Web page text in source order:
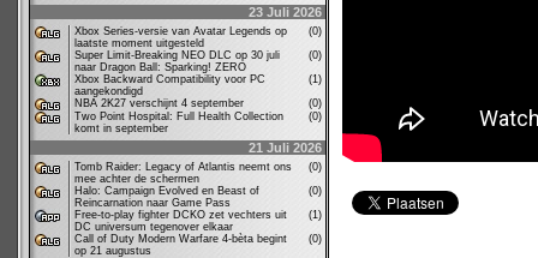
23 Juli 2026
Xbox Series-versie van Avatar Legends op
laatste moment uitgesteld
(0)
Super Limit-Breaking NEO DLC op 30 juli
naar Dragon Ball: Sparking! ZERO
(0)
Xbox Backward Compatibility voor PC
aangekondigd
(1)
NBA 2K27 verschijnt 4 september
(0)
Two Point Hospital: Full Health Collection
komt in september
(0)
21 Juli 2026
Tomb Raider: Legacy of Atlantis neemt ons
mee achter de schermen
(0)
Halo: Campaign Evolved en Beast of
Reincarnation naar Game Pass
(0)
Free-to-play fighter DCKO zet vechters uit
DC universum tegenover elkaar
(1)
Call of Duty Modern Warfare 4-bèta begint
op 21 augustus
(0)